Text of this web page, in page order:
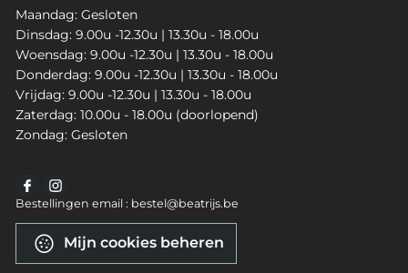
Maandag: Gesloten
Dinsdag: 9.00u -12.30u | 13.30u - 18.00u
Woensdag: 9.00u -12.30u | 13.30u - 18.00u
Donderdag: 9.00u -12.30u | 13.30u - 18.00u
Vrijdag: 9.00u -12.30u | 13.30u - 18.00u
Zaterdag: 10.00u - 18.00u (doorlopend)
Zondag: Gesloten
Bestellingen email : bestel@beatrijs.be
Mijn cookies beheren